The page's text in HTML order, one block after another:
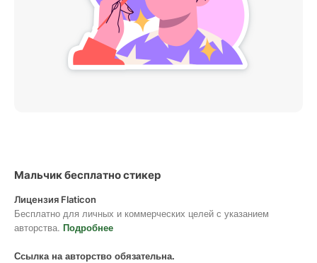
Мальчик бесплатно стикер
Лицензия Flaticon
Бесплатно для личных и коммерческих целей с указанием
авторства. Подробнее
Ссылка на авторство обязательна.